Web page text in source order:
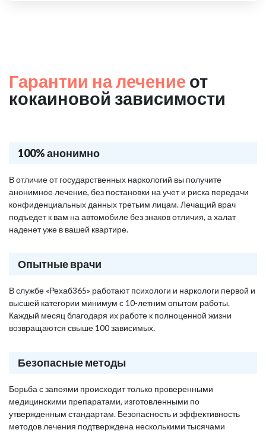
Гарантии на лечение от
кокаиновой зависимости
100% анонимно
В отличие от государственных наркологий вы получите
анонимное лечение, без постановки на учет и риска передачи
конфиденциальных данных третьим лицам. Лечащий врач
подъедет к вам на автомобиле без знаков отличия, а халат
наденет уже в вашей квартире.
Опытные врачи
В службе «Рехаб365» работают психологи и наркологи первой и
высшей категории минимум с 10-летним опытом работы.
Каждый месяц благодаря их работе к полноценной жизни
возвращаются свыше 100 зависимых.
Безопасные методы
Борьба с запоями происходит только проверенными
медицинскими препаратами, изготовленными по
утвержденным стандартам. Безопасность и эффективность
методов лечения подтверждена несколькими тысячами